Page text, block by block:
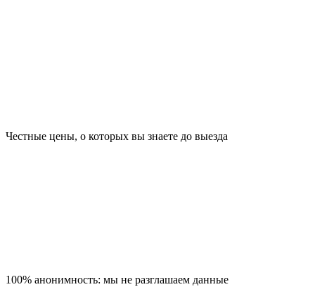
Честные цены, о которых вы знаете до выезда
100% анонимность: мы не разглашаем данные